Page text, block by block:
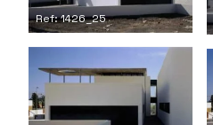
Ref: 1426_25